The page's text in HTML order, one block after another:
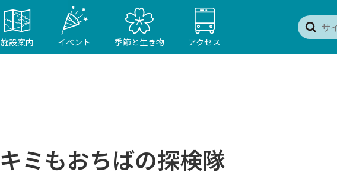
施設案内 イベント 季節と生き物 アクセス
キミもおちばの探検隊